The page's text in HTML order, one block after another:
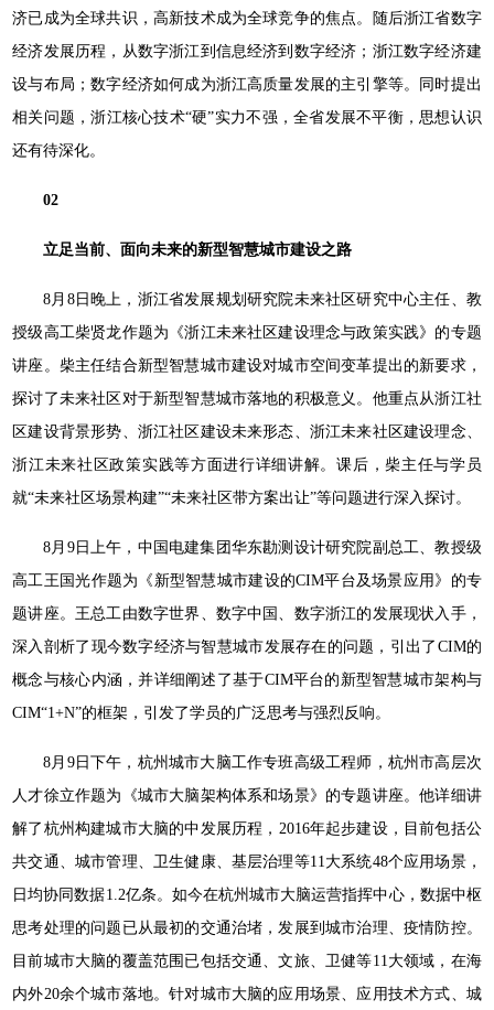
济已成为全球共识，高新技术成为全球竞争的焦点。随后浙江省数字
经济发展历程，从数字浙江到信息经济到数字经济；浙江数字经济建
设与布局；数字经济如何成为浙江高质量发展的主引擎等。同时提出
相关问题，浙江核心技术“硬”实力不强，全省发展不平衡，思想认识
还有待深化。
02
立足当前、面向未来的新型智慧城市建设之路
8月8日晚上，浙江省发展规划研究院未来社区研究中心主任、教
授级高工柴贤龙作题为《浙江未来社区建设理念与政策实践》的专题
讲座。柴主任结合新型智慧城市建设对城市空间变革提出的新要求，
探讨了未来社区对于新型智慧城市落地的积极意义。他重点从浙江社
区建设背景形势、浙江社区建设未来形态、浙江未来社区建设理念、
浙江未来社区政策实践等方面进行详细讲解。课后，柴主任与学员
就“未来社区场景构建”“未来社区带方案出让”等问题进行深入探讨。
8月9日上午，中国电建集团华东勘测设计研究院副总工、教授级
高工王国光作题为《新型智慧城市建设的CIM平台及场景应用》的专
题讲座。王总工由数字世界、数字中国、数字浙江的发展现状入手，
深入剖析了现今数字经济与智慧城市发展存在的问题，引出了CIM的
概念与核心内涵，并详细阐述了基于CIM平台的新型智慧城市架构与
CIM“1+N”的框架，引发了学员的广泛思考与强烈反响。
8月9日下午，杭州城市大脑工作专班高级工程师，杭州市高层次
人才徐立作题为《城市大脑架构体系和场景》的专题讲座。他详细讲
解了杭州构建城市大脑的中发展历程，2016年起步建设，目前包括公
共交通、城市管理、卫生健康、基层治理等11大系统48个应用场景，
日均协同数据1.2亿条。如今在杭州城市大脑运营指挥中心，数据中枢
思考处理的问题已从最初的交通治堵，发展到城市治理、疫情防控。
目前城市大脑的覆盖范围已包括交通、文旅、卫健等11大领域，在海
内外20余个城市落地。针对城市大脑的应用场景、应用技术方式、城